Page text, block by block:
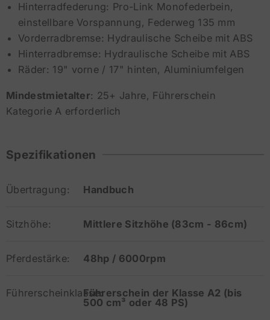
Hinterradfederung: Pro-Link Monofederbein,
einstellbare Vorspannung, Federweg 135 mm
Vorderradbremse: Hydraulische Scheibe mit ABS
Hinterradbremse: Hydraulische Scheibe mit ABS
Räder: 19" vorne / 17" hinten, Aluminiumfelgen
Mindestmietalter: 25+ Jahre, Führerschein
Kategorie A erforderlich
Spezifikationen
Übertragung: Handbuch
Sitzhöhe: Mittlere Sitzhöhe (83cm - 86cm)
Pferdestärke: 48hp / 6000rpm
Führerscheinklasse:Führerschein der Klasse A2 (bis
500 cm³ oder 48 PS)